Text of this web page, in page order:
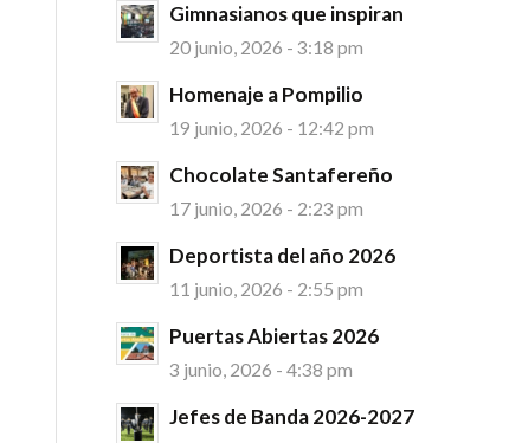
Gimnasianos que inspiran
20 junio, 2026 - 3:18 pm
Homenaje a Pompilio
19 junio, 2026 - 12:42 pm
Chocolate Santafereño
17 junio, 2026 - 2:23 pm
Deportista del año 2026
11 junio, 2026 - 2:55 pm
Puertas Abiertas 2026
3 junio, 2026 - 4:38 pm
Jefes de Banda 2026-2027